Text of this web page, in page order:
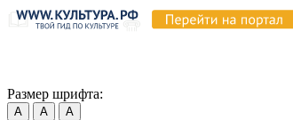
Размер шрифта:
А А А